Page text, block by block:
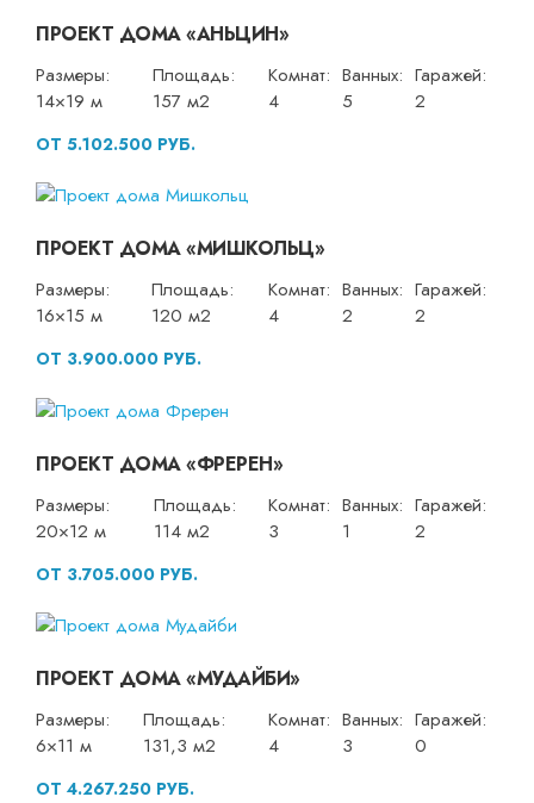
ПРОЕКТ ДОМА «АНЬЦИН»
Размеры:
14×19 м
Площадь:
157 м2
Комнат:
4
Ванных:
5
Гаражей:
2
ОТ 5.102.500 РУБ.
ПРОЕКТ ДОМА «МИШКОЛЬЦ»
Размеры:
16×15 м
Площадь:
120 м2
Комнат:
4
Ванных:
2
Гаражей:
2
ОТ 3.900.000 РУБ.
ПРОЕКТ ДОМА «ФРЕРЕН»
Размеры:
20×12 м
Площадь:
114 м2
Комнат:
3
Ванных:
1
Гаражей:
2
ОТ 3.705.000 РУБ.
ПРОЕКТ ДОМА «МУДАЙБИ»
Размеры:
6×11 м
Площадь:
131,3 м2
Комнат:
4
Ванных:
3
Гаражей:
0
ОТ 4.267.250 РУБ.